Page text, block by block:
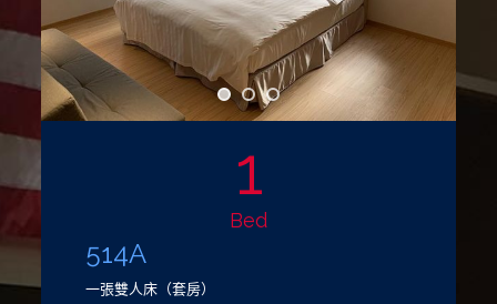
1
Bed
514A
一張雙人床（套房）